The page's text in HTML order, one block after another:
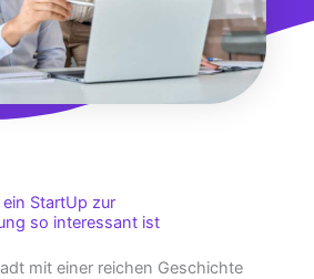
StartUp zur
so interessant ist
mit einer reichen Geschichte